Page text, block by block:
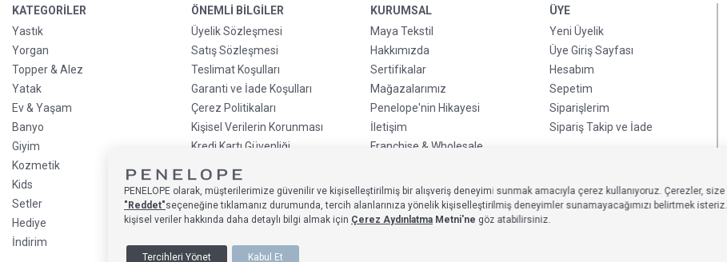
KATEGORILER
Yastık
Yorgan
Topper & Alez
Yatak
Ev & Yaşam
Banyo
Giyim
Kozmetik
Kids
Setler
Hediye
İndirim
ÖNEMLI BILGILER
Üyelik Sözleşmesi
Satış Sözleşmesi
Teslimat Koşulları
Garanti ve İade Koşulları
Çerez Politikaları
Kişisel Verilerin Korunması
Kredi Kartı Güvenliği
Sürdürülebilirlik Politikası
Kredi Kartı Taksit
Bilgilendirmesi
Ön Sipariş Bilgilendirmesi
KURUMSAL
Maya Tekstil
Hakkımızda
Sertifikalar
Mağazalarımız
Penelope'nin Hikayesi
İletişim
Franchise & Wholesale
Handicraft
Kurumsal Satış
ÜYE
Yeni Üyelik
Üye Giriş Sayfası
Hesabım
Sepetim
Siparişlerim
Sipariş Takip ve İade
PENELOPE olarak, müşterilerimize güvenilir ve kişiselleştirilmiş bir alışveriş deneyimi sunmak amacıyla çerez kullanıyoruz. Çerezler,
"Reddet"seçeneğine tıklamanız durumunda, tercih alanlarınıza yönelik kişiselleştirilmiş deneyimler sunamayacağımızı belirtmek isteriz.
kişisel veriler hakkında daha detaylı bilgi almak için Çerez AydınlatmaMetni'ne göz atabilirsiniz.
Tercihleri Yönet Kabul Et